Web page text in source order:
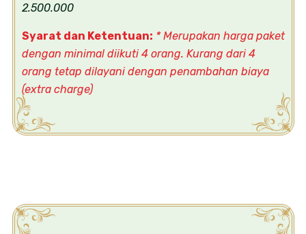
2.500.000
Syarat dan Ketentuan: * Merupakan harga paket
dengan minimal diikuti 4 orang. Kurang dari 4
orang tetap dilayani dengan penambahan biaya
(extra charge)